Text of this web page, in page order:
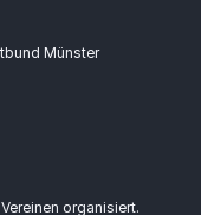
Münster
organisiert.